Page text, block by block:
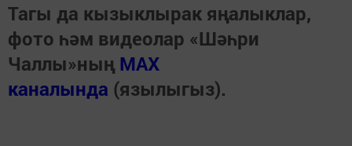
Тагы да кызыклырак яңалыклар,
фото һәм видеолар «Шәһри
Чаллы»ның MAX
каналында (язылыгыз).